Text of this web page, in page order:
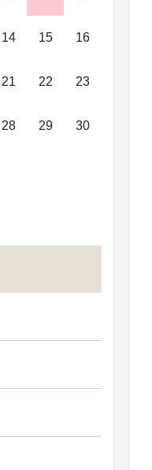
14 15 16
21 22 23
28 29 30